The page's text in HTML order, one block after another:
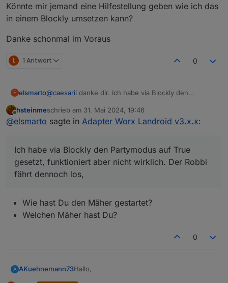
Könnte mir jemand eine Hilfestellung geben wie ich das
in einem Blockly umsetzen kann?
Danke schonmal im Voraus
L 1 Antwort 0
E elsmarto@caesarii danke dir. Ich habe via Blockly den
wirklich. Der Robbi fährt dennoch los, obwohl der
Datenpunkt auf True gesetzt ist. Muss man das ggf.
Offline
hsteinmeschrieb am 31. Mai 2024, 19:46
zuletzt editiert von
@elsmarto sagte in Adapter Worx Landroid v3.x.x:
Ich habe via Blockly den Partymodus auf True
gesetzt, funktioniert aber nicht wirklich. Der Robbi
fährt dennoch los,
Wie hast Du den Mäher gestartet?
Welchen Mäher hast Du?
0
A AKuehnemann73Hallo,